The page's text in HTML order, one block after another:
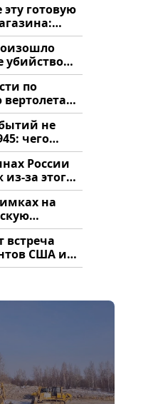
готовую
убийство
по
читать
не
чего
нам?
России
за этого
что купить?
на
и
встреча
США и